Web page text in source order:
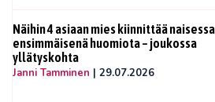
Näihin 4 asiaan mies kiinnittää naisessa
ensimmäisenä huomiota – joukossa
yllätyskohta
Janni Tamminen | 29.07.2026